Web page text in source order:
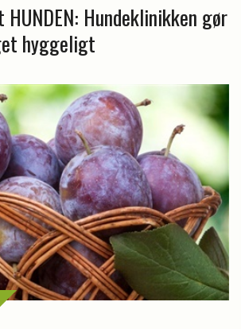
Hundeklinikken gør
hyggeligt